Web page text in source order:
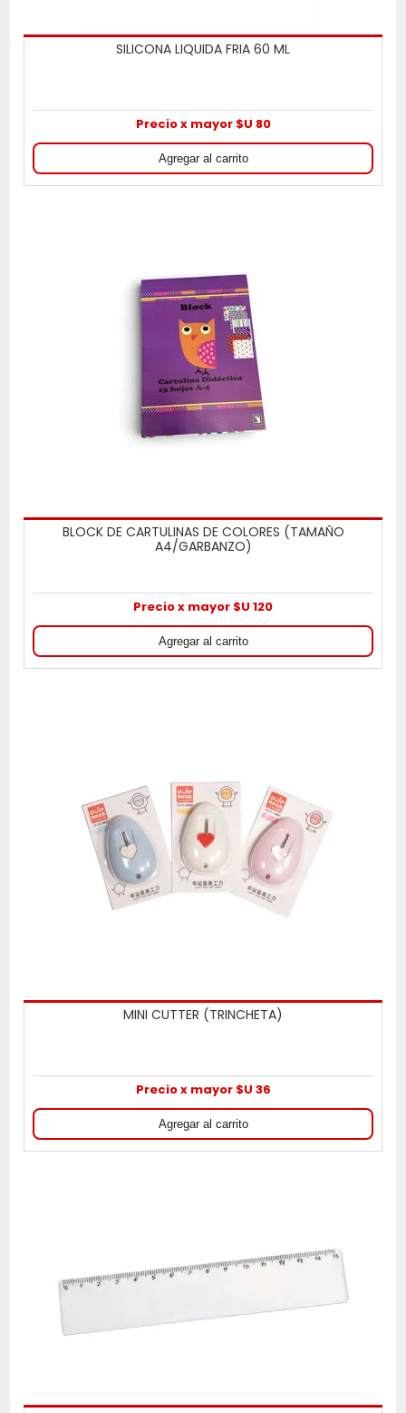
SILICONA LIQUIDA FRIA 60 ML
Precio x mayor $U 80
BLOCK DE CARTULINAS DE COLORES (TAMAÑO
A4/GARBANZO)
Precio x mayor $U 120
MINI CUTTER (TRINCHETA)
Precio x mayor $U 36